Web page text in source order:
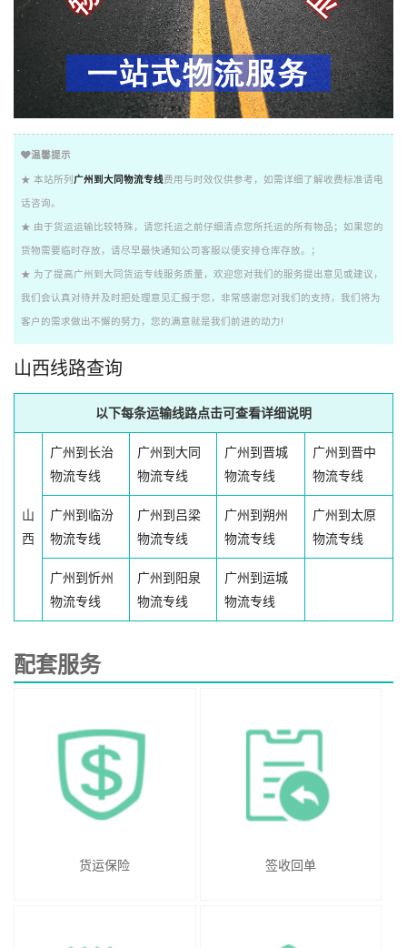
温馨提示
★ 本站所列 广州到大同物流专线费用与时效仅供参考，如需详细了解收费标准请电
话咨询。
★ 由于货运运输比较特殊，请您托运之前仔细清点您所托运的所有物品；如果您的
货物需要临时存放，请尽早最快通知公司客服以便安排仓库存放。；
★ 为了提高广州到大同货运专线服务质量，欢迎您对我们的服务提出意见或建议，
我们会认真对待并及时把处理意见汇报于您，非常感谢您对我们的支持，我们将为
客户的需求做出不懈的努力，您的满意就是我们前进的动力!
山西线路查询
以下每条运输线路点击可查看详细说明
山
西
广州到长治
物流专线
广州到大同
物流专线
广州到晋城
物流专线
广州到晋中
物流专线
广州到临汾
物流专线
广州到吕梁
物流专线
广州到朔州
物流专线
广州到太原
物流专线
广州到忻州
物流专线
广州到阳泉
物流专线
广州到运城
物流专线
配套服务
货运保险 签收回单